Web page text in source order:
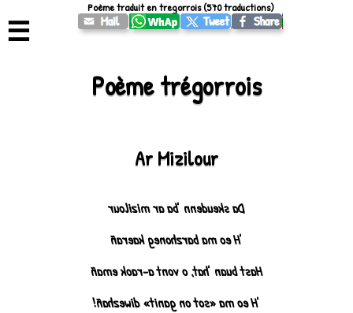
☰
Poème trégorrois
Ar Mizilour
Da skeudenn ‘ba ar mizilour
‘H eo ma barzhoneg kaerañ
Hast buan ‘hat, o vont a-raok emañ
‘H eo ma «sot on ganit» diwezhañ!
Poème traduit en tregorrois (570 traductions)